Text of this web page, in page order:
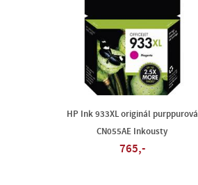
HP Ink 933XL originál purppurová
CN055AE Inkousty
765,-